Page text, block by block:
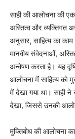
साही की आलोचना की
अस्तित्व और व्यक्तिगत
अनुसार, साहित्य का
मानवीय संवेदनाओं,
अन्वेषण करता है। यह
आलोचना में साहित्य
में देखा गया था। साही
देखा, जिससे उनकी
मुक्तिबोध की आलोचना